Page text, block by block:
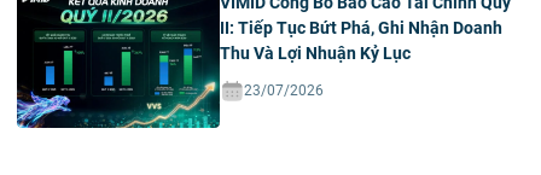
II: Tiếp Tục Bứt Phá, Ghi Nhận Doanh
Thu Và Lợi Nhuận Kỷ Lục
23/07/2026